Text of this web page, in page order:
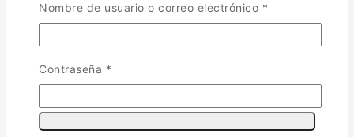
AGREGAR AL CARRITO
Nombre de usuario o correo electrónico *
Contraseña *